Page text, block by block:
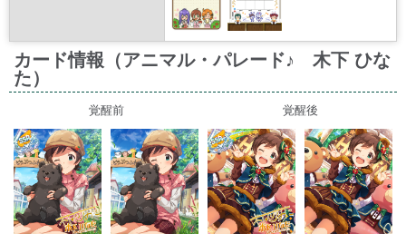
カード情報（アニマル・パレード♪ 木下 ひな
た）
覚醒前 覚醒後